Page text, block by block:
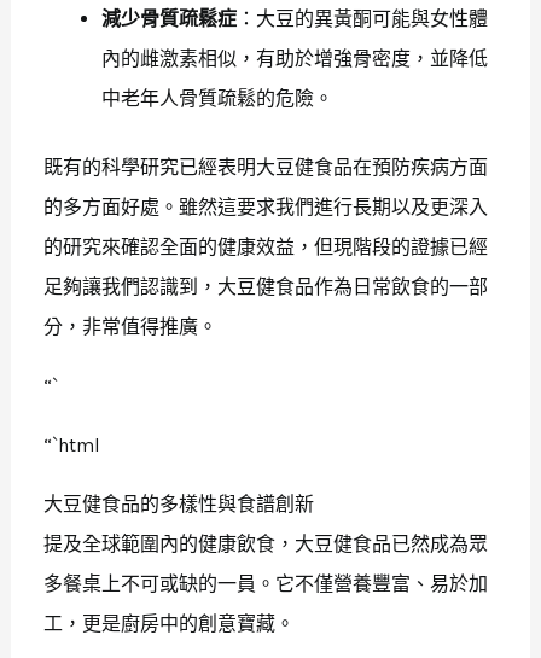
減少骨質疏鬆症 ：大豆的異黃酮可能與女性體
內的雌激素相似，有助於增強骨密度，並降低
中老年人骨質疏鬆的危險。
既有的科學研究已經表明大豆健食品在預防疾病方面
的多方面好處。雖然這要求我們進行長期以及更深入
的研究來確認全面的健康效益，但現階段的證據已經
足夠讓我們認識到，大豆健食品作為日常飲食的一部
分，非常值得推廣。
“`
“`html
大豆健食品的多樣性與食譜創新
提及全球範圍內的健康飲食，大豆健食品已然成為眾
多餐桌上不可或缺的一員。它不僅營養豐富、易於加
工，更是廚房中的創意寶藏。